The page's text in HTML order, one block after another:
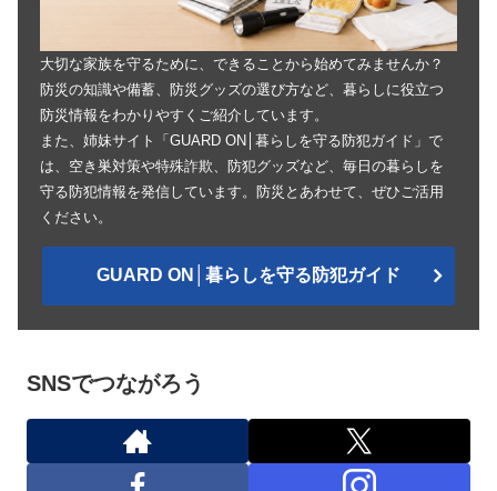
大切な家族を守るために、できることから始めてみませんか？
防災の知識や備蓄、防災グッズの選び方など、暮らしに役立つ
防災情報をわかりやすくご紹介しています。
また、姉妹サイト「GUARD ON│暮らしを守る防犯ガイド」で
は、空き巣対策や特殊詐欺、防犯グッズなど、毎日の暮らしを
守る防犯情報を発信しています。防災とあわせて、ぜひご活用
ください。
GUARD ON│暮らしを守る防犯ガイド
SNSでつながろう